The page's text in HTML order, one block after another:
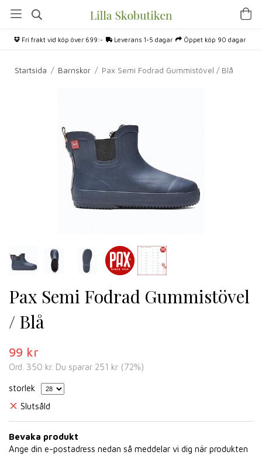
Fri frakt vid köp över 699:- Leverans 1-5 dagar Öppet köp 90 dagar
Startsida / Barnskor / Pax Semi Fodrad Gummistövel / Blå
Pax Semi Fodrad Gummistövel
/ Blå
99 kr
Ord. 350 kr. Du sparar 251 kr (72%)
storlek
Slutsåld
Bevaka produkt
Ange din e-postadress nedan så meddelar vi dig när produkten